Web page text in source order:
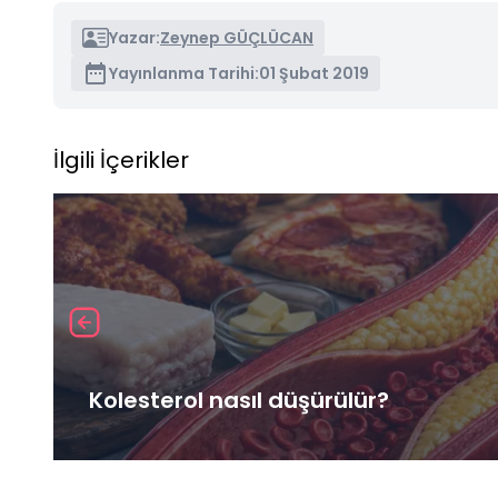
Yazar:Zeynep GÜÇLÜCAN
Yayınlanma Tarihi:01 Şubat 2019
İlgili İçerikler
Kolesterol nasıl düşürülür?